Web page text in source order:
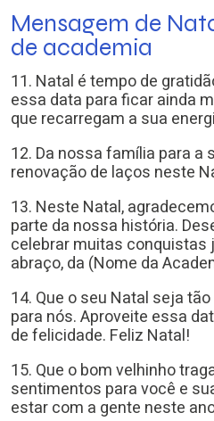
Mensagem de
de academia
11. Natal é tempo de
essa data para ficar ainda
que recarregam a sua
12. Da nossa família para a
renovação de laços neste
13. Neste Natal,
parte da nossa história.
celebrar muitas conquistas
abraço, da (Nome da
14. Que o seu Natal seja
para nós. Aproveite essa
de felicidade. Feliz Natal!
15. Que o bom velhinho
sentimentos para você e
estar com a gente neste